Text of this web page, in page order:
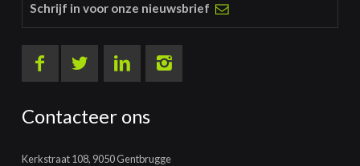
Schrijf in voor onze nieuwsbrief
Contacteer ons
Kerkstraat 108, 9050 Gentbrugge